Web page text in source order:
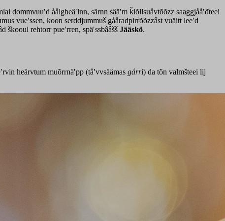
dommvuuʹd åålǥbeäʹlnn, särnn sääʹm ǩiõllsuåvtõõzz saaǥǥjååʹđteei
vueʹssen, koon serddjummuš gååradpirrõõzzâst vuäitt leeʹd
škooul rehtorr pueʹrren, späʹssbââšš Jääskö.
heärvtum muõrrnäʹpp (tâʹvvsäämas gárri) da tõn valmšteei lij